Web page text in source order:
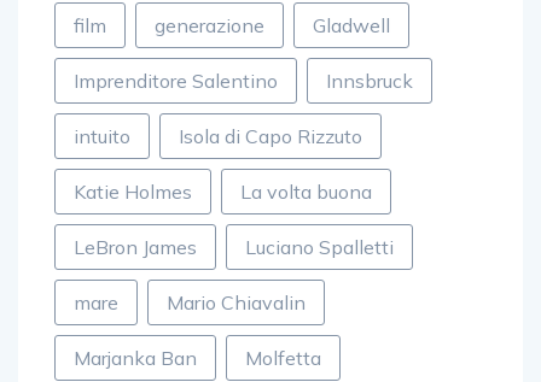
film generazione Gladwell
Imprenditore Salentino Innsbruck
intuito Isola di Capo Rizzuto
Katie Holmes La volta buona
LeBron James Luciano Spalletti
mare Mario Chiavalin
Marjanka Ban Molfetta